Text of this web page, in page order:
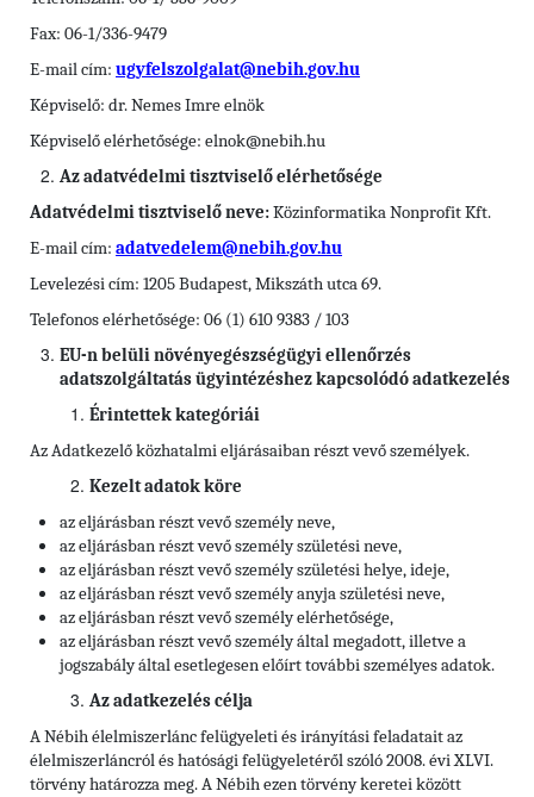
Fax: 06-1/336-9479
E-mail cím: ugyfelszolgalat@nebih.gov.hu
Képviselő: dr. Nemes Imre elnök
Képviselő elérhetősége: elnok@nebih.hu
Az adatvédelmi tisztviselő elérhetősége
Adatvédelmi tisztviselő neve:Közinformatika Nonprofit Kft.
E-mail cím: adatvedelem@nebih.gov.hu
Levelezési cím: 1205 Budapest, Mikszáth utca 69.
Telefonos elérhetősége: 06 (1) 610 9383 / 103
EU-n belüli növényegészségügyi ellenőrzés
adatszolgáltatás ügyintézéshez kapcsolódó adatkezelés
Érintettek kategóriái
Az Adatkezelő közhatalmi eljárásaiban részt vevő személyek.
Kezelt adatok köre
az eljárásban részt vevő személy neve,
az eljárásban részt vevő személy születési neve,
az eljárásban részt vevő személy születési helye, ideje,
az eljárásban részt vevő személy anyja születési neve,
az eljárásban részt vevő személy elérhetősége,
az eljárásban részt vevő személy által megadott, illetve a
jogszabály által esetlegesen előírt további személyes adatok.
Az adatkezelés célja
A Nébih élelmiszerlánc felügyeleti és irányítási feladatait az
élelmiszerláncról és hatósági felügyeletéről szóló 2008. évi XLVI.
törvény határozza meg. A Nébih ezen törvény keretei között